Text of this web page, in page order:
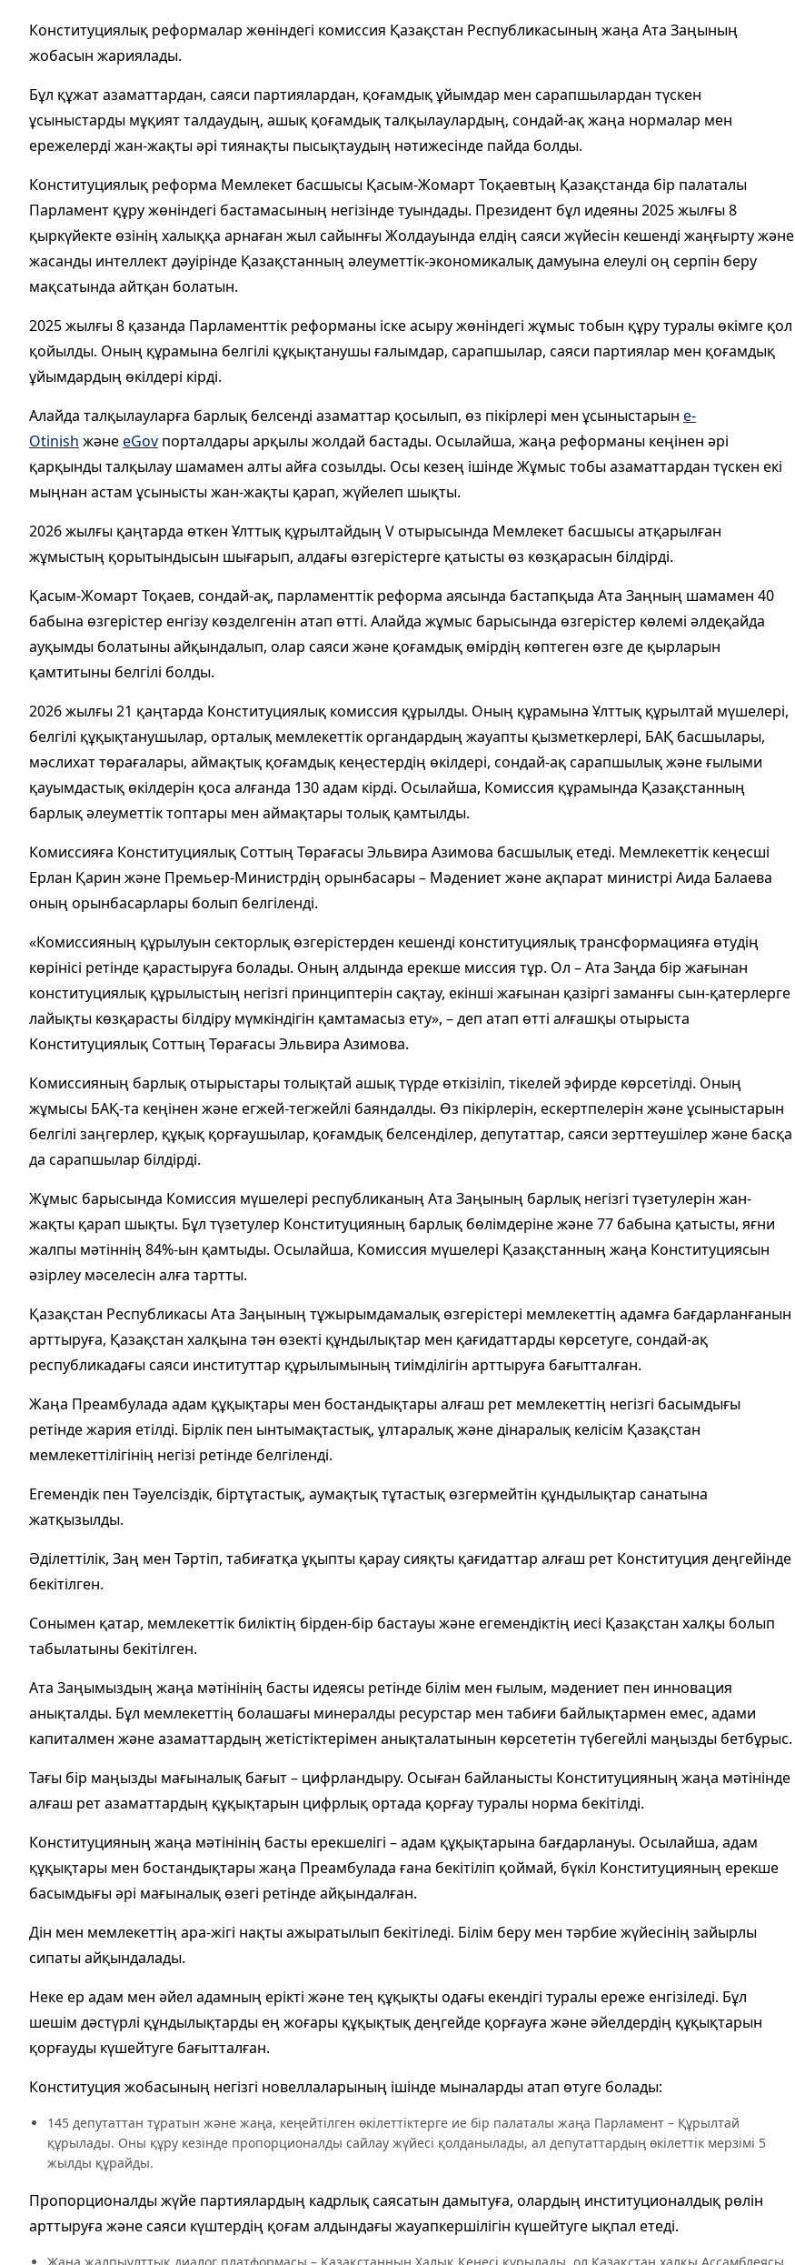
Конституциялық реформалар жөніндегі комиссия Қазақстан Республикасының жаңа Ата Заңының
жобасын жариялады.
Бұл құжат азаматтардан, саяси партиялардан, қоғамдық ұйымдар мен сарапшылардан түскен
ұсыныстарды мұқият талдаудың, ашық қоғамдық талқылаулардың, сондай-ақ жаңа нормалар мен
ережелерді жан-жақты әрі тиянақты пысықтаудың нәтижесінде пайда болды.
Конституциялық реформа Мемлекет басшысы Қасым-Жомарт Тоқаевтың Қазақстанда бір палаталы
Парламент құру жөніндегі бастамасының негізінде туындады. Президент бұл идеяны 2025 жылғы 8
қыркүйекте өзінің халыққа арнаған жыл сайынғы Жолдауында елдің саяси жүйесін кешенді жаңғырту және
жасанды интеллект дәуірінде Қазақстанның әлеуметтік-экономикалық дамуына елеулі оң серпін беру
мақсатында айтқан болатын.
2025 жылғы 8 қазанда Парламенттік реформаны іске асыру жөніндегі жұмыс тобын құру туралы өкімге қол
қойылды. Оның құрамына белгілі құқықтанушы ғалымдар, сарапшылар, саяси партиялар мен қоғамдық
ұйымдардың өкілдері кірді.
Алайда талқылауларға барлық белсенді азаматтар қосылып, өз пікірлері мен ұсыныстарын e-
Otinish жәнеeGov порталдары арқылы жолдай бастады. Осылайша, жаңа реформаны кеңінен әрі
қарқынды талқылау шамамен алты айға созылды. Осы кезең ішінде Жұмыс тобы азаматтардан түскен екі
мыңнан астам ұсынысты жан-жақты қарап, жүйелеп шықты.
2026 жылғы қаңтарда өткен Ұлттық құрылтайдың V отырысында Мемлекет басшысы атқарылған
жұмыстың қорытындысын шығарып, алдағы өзгерістерге қатысты өз көзқарасын білдірді.
Қасым-Жомарт Тоқаев, сондай-ақ, парламенттік реформа аясында бастапқыда Ата Заңның шамамен 40
бабына өзгерістер енгізу көзделгенін атап өтті. Алайда жұмыс барысында өзгерістер көлемі әлдеқайда
ауқымды болатыны айқындалып, олар саяси және қоғамдық өмірдің көптеген өзге де қырларын
қамтитыны белгілі болды.
2026 жылғы 21 қаңтарда Конституциялық комиссия құрылды. Оның құрамына Ұлттық құрылтай мүшелері,
белгілі құқықтанушылар, орталық мемлекеттік органдардың жауапты қызметкерлері, БАҚ басшылары,
мәслихат төрағалары, аймақтық қоғамдық кеңестердің өкілдері, сондай-ақ сарапшылық және ғылыми
қауымдастық өкілдерін қоса алғанда 130 адам кірді. Осылайша, Комиссия құрамында Қазақстанның
барлық әлеуметтік топтары мен аймақтары толық қамтылды.
Комиссияға Конституциялық Соттың Төрағасы Эльвира Азимова басшылық етеді. Мемлекеттік кеңесші
Ерлан Қарин және Премьер-Министрдің орынбасары – Мәдениет және ақпарат министрі Аида Балаева
оның орынбасарлары болып белгіленді.
«Комиссияның құрылуын секторлық өзгерістерден кешенді конституциялық трансформацияға өтудің
көрінісі ретінде қарастыруға болады. Оның алдында ерекше миссия тұр. Ол – Ата Заңда бір жағынан
конституциялық құрылыстың негізгі принциптерін сақтау, екінші жағынан қазіргі заманғы сын-қатерлерге
лайықты көзқарасты білдіру мүмкіндігін қамтамасыз ету», – деп атап өтті алғашқы отырыста
Конституциялық Соттың Төрағасы Эльвира Азимова.
Комиссияның барлық отырыстары толықтай ашық түрде өткізіліп, тікелей эфирде көрсетілді. Оның
жұмысы БАҚ-та кеңінен және егжей-тегжейлі баяндалды. Өз пікірлерін, ескертпелерін және ұсыныстарын
белгілі заңгерлер, құқық қорғаушылар, қоғамдық белсенділер, депутаттар, саяси зерттеушілер және басқа
да сарапшылар білдірді.
Жұмыс барысында Комиссия мүшелері республиканың Ата Заңының барлық негізгі түзетулерін жан-
жақты қарап шықты. Бұл түзетулер Конституцияның барлық бөлімдеріне және 77 бабына қатысты, яғни
жалпы мәтіннің 84%-ын қамтыды. Осылайша, Комиссия мүшелері Қазақстанның жаңа Конституциясын
әзірлеу мәселесін алға тартты.
Қазақстан Республикасы Ата Заңының тұжырымдамалық өзгерістері мемлекеттің адамға бағдарланғанын
арттыруға, Қазақстан халқына тән өзекті құндылықтар мен қағидаттарды көрсетуге, сондай-ақ
республикадағы саяси институттар құрылымының тиімділігін арттыруға бағытталған.
Жаңа Преамбулада адам құқықтары мен бостандықтары алғаш рет мемлекеттің негізгі басымдығы
ретінде жария етілді. Бірлік пен ынтымақтастық, ұлтаралық және дінаралық келісім Қазақстан
мемлекеттілігінің негізі ретінде белгіленді.
Егемендік пен Тәуелсіздік, біртұтастық, аумақтық тұтастық өзгермейтін құндылықтар санатына
жатқызылды.
Әділеттілік, Заң мен Тәртіп, табиғатқа ұқыпты қарау сияқты қағидаттар алғаш рет Конституция деңгейінде
бекітілген.
Сонымен қатар, мемлекеттік биліктің бірден-бір бастауы және егемендіктің иесі Қазақстан халқы болып
табылатыны бекітілген.
Ата Заңымыздың жаңа мәтінінің басты идеясы ретінде білім мен ғылым, мәдениет пен инновация
анықталды. Бұл мемлекеттің болашағы минералды ресурстар мен табиғи байлықтармен емес, адами
капиталмен және азаматтардың жетістіктерімен анықталатынын көрсететін түбегейлі маңызды бетбұрыс.
Тағы бір маңызды мағыналық бағыт – цифрландыру. Осыған байланысты Конституцияның жаңа мәтінінде
алғаш рет азаматтардың құқықтарын цифрлық ортада қорғау туралы норма бекітілді.
Конституцияның жаңа мәтінінің басты ерекшелігі – адам құқықтарына бағдарлануы. Осылайша, адам
құқықтары мен бостандықтары жаңа Преамбулада ғана бекітіліп қоймай, бүкіл Конституцияның ерекше
басымдығы әрі мағыналық өзегі ретінде айқындалған.
Дін мен мемлекеттің ара-жігі нақты ажыратылып бекітіледі. Білім беру мен тәрбие жүйесінің зайырлы
сипаты айқындалады.
Неке ер адам мен әйел адамның ерікті және тең құқықты одағы екендігі туралы ереже енгізіледі. Бұл
шешім дәстүрлі құндылықтарды ең жоғары құқықтық деңгейде қорғауға және әйелдердің құқықтарын
қорғауды күшейтуге бағытталған.
Конституция жобасының негізгі новеллаларының ішінде мыналарды атап өтуге болады:
145 депутаттан тұратын және жаңа, кеңейтілген өкілеттіктерге ие бір палаталы жаңа Парламент – Құрылтай
құрылады. Оны құру кезінде пропорционалды сайлау жүйесі қолданылады, ал депутаттардың өкілеттік мерзімі 5
жылды құрайды.
Пропорционалды жүйе партиялардың кадрлық саясатын дамытуға, олардың институционалдық рөлін
арттыруға және саяси күштердің қоғам алдындағы жауапкершілігін күшейтуге ықпал етеді.